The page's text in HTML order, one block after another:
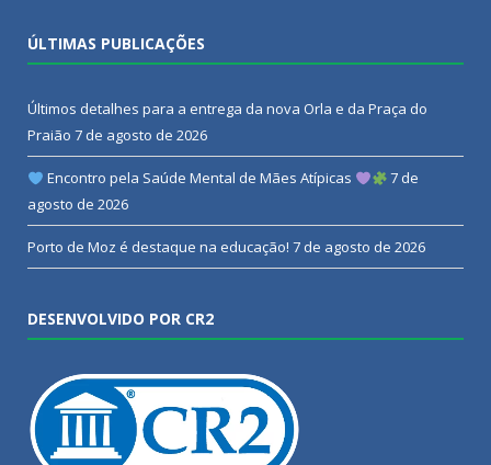
ÚLTIMAS PUBLICAÇÕES
Últimos detalhes para a entrega da nova Orla e da Praça do
Praião 7 de agosto de 2026
Encontro pela Saúde Mental de Mães Atípicas
7 de
agosto de 2026
Porto de Moz é destaque na educação! 7 de agosto de 2026
DESENVOLVIDO POR CR2